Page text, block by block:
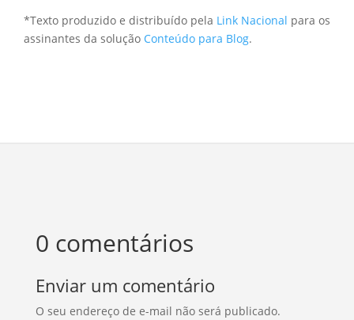
*Texto produzido e distribuído pela Link Nacional para os
assinantes da solução Conteúdo para Blog.
0 comentários
Enviar um comentário
O seu endereço de e-mail não será publicado.